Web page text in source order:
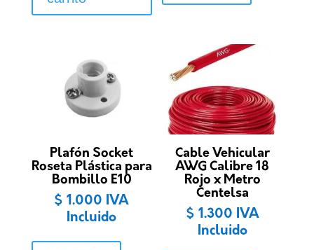
Plafón Socket
Roseta Plástica para
Bombillo E10
$ 1.000 IVA
Incluido
Cable Vehicular
AWG Calibre 18
Rojo x Metro
Centelsa
$ 1.300 IVA
Incluido